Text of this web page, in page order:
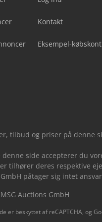
Kontakt
Eksempel-
tilbud og priser på denne
denne side accepterer du
tilhører deres respektive
GmbH påtager sig intet
Auctions GmbH
er beskyttet af reCAPTCHA, og